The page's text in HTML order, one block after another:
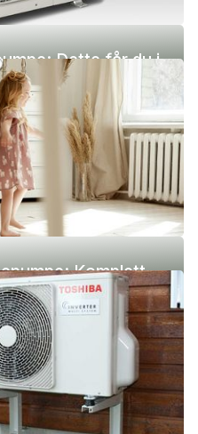
Dette får du i
Komplett
ulemper)